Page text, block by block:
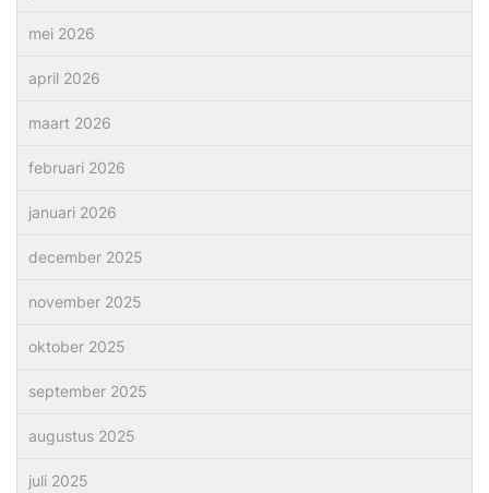
mei 2026
april 2026
maart 2026
februari 2026
januari 2026
december 2025
november 2025
oktober 2025
september 2025
augustus 2025
juli 2025